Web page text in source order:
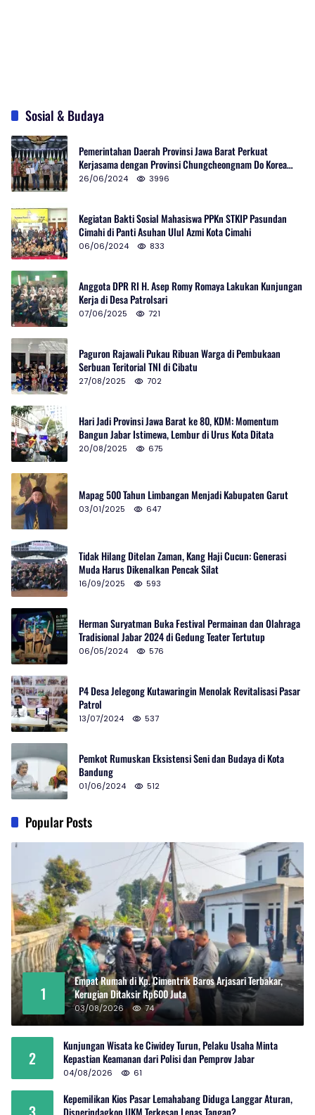
Sosial & Budaya
Pemerintahan Daerah Provinsi Jawa Barat Perkuat
Kerjasama dengan Provinsi Chungcheongnam Do Korea
Selatan
26/06/2024 3996
Kegiatan Bakti Sosial Mahasiswa PPKn STKIP Pasundan
Cimahi di Panti Asuhan Ulul Azmi Kota Cimahi
06/06/2024 833
Anggota DPR RI H. Asep Romy Romaya Lakukan Kunjungan
Kerja di Desa Patrolsari
07/06/2025 721
Paguron Rajawali Pukau Ribuan Warga di Pembukaan
Serbuan Teritorial TNI di Cibatu
27/08/2025 702
Hari Jadi Provinsi Jawa Barat ke 80, KDM: Momentum
Bangun Jabar Istimewa, Lembur di Urus Kota Ditata
20/08/2025 675
Mapag 500 Tahun Limbangan Menjadi Kabupaten Garut
03/01/2025 647
Tidak Hilang Ditelan Zaman, Kang Haji Cucun: Generasi
Muda Harus Dikenalkan Pencak Silat
16/09/2025 593
Herman Suryatman Buka Festival Permainan dan Olahraga
Tradisional Jabar 2024 di Gedung Teater Tertutup
06/05/2024 576
P4 Desa Jelegong Kutawaringin Menolak Revitalisasi Pasar
Patrol
13/07/2024 537
Pemkot Rumuskan Eksistensi Seni dan Budaya di Kota
Bandung
01/06/2024 512
Popular Posts
1
Empat Rumah di Kp. Cimentrik Baros Arjasari Terbakar,
Kerugian Ditaksir Rp600 Juta
03/08/2026 74
2
Kunjungan Wisata ke Ciwidey Turun, Pelaku Usaha Minta
Kepastian Keamanan dari Polisi dan Pemprov Jabar
04/08/2026 61
Kepemilikan Kios Pasar Lemahabang Diduga Langgar Aturan,